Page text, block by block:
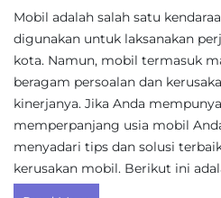
Mobil adalah salah satu
digunakan untuk laksanakan
kota. Namun, mobil termasuk
beragam persoalan dan
kinerjanya. Jika Anda
memperpanjang usia mobil
menyadari tips dan solusi
kerusakan mobil. Berikut ini